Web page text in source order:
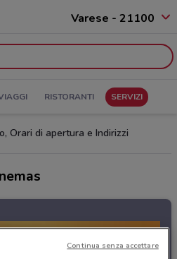
Varese - 21100
RISTORANTI SERVIZI
Orari di apertura e Indirizzi
Continua senza accettare